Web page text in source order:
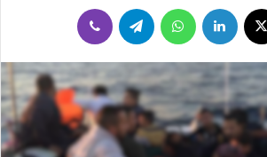
لينكدإن واتساب تيلقرام